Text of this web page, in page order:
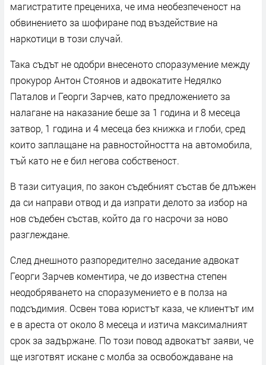
магистратите прецениха, че има необезпеченост на
обвинението за шофиране под въздействие на
наркотици в този случай.
Така съдът не одобри внесеното споразумение между
прокурор Антон Стоянов и адвокатите Недялко
Паталов и Георги Зарчев, като предложението за
налагане на наказание беше за 1 година и 8 месеца
затвор, 1 година и 4 месеца без книжка и глоби, сред
които заплащане на равностойността на автомобила,
тъй като не е бил негова собственост.
В тази ситуация, по закон съдебният състав бе длъжен
да си направи отвод и да изпрати делото за избор на
нов съдебен състав, който да го насрочи за ново
разглеждане.
След днешното разпоредително заседание адвокат
Георги Зарчев коментира, че до известна степен
неодобряването на споразумението е в полза на
подсъдимия. Освен това юристът каза, че клиентът им
е в ареста от около 8 месеца и изтича максималният
срок за задържане. По този повод адвокатът заяви, че
ще изготвят искане с молба за освобождаване на